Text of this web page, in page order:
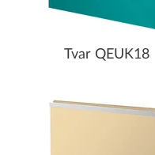
Tvar QEUK18